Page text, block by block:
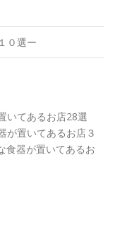
０選ー
いてあるお店28選
置いてあるお店３
食器が置いてあるお